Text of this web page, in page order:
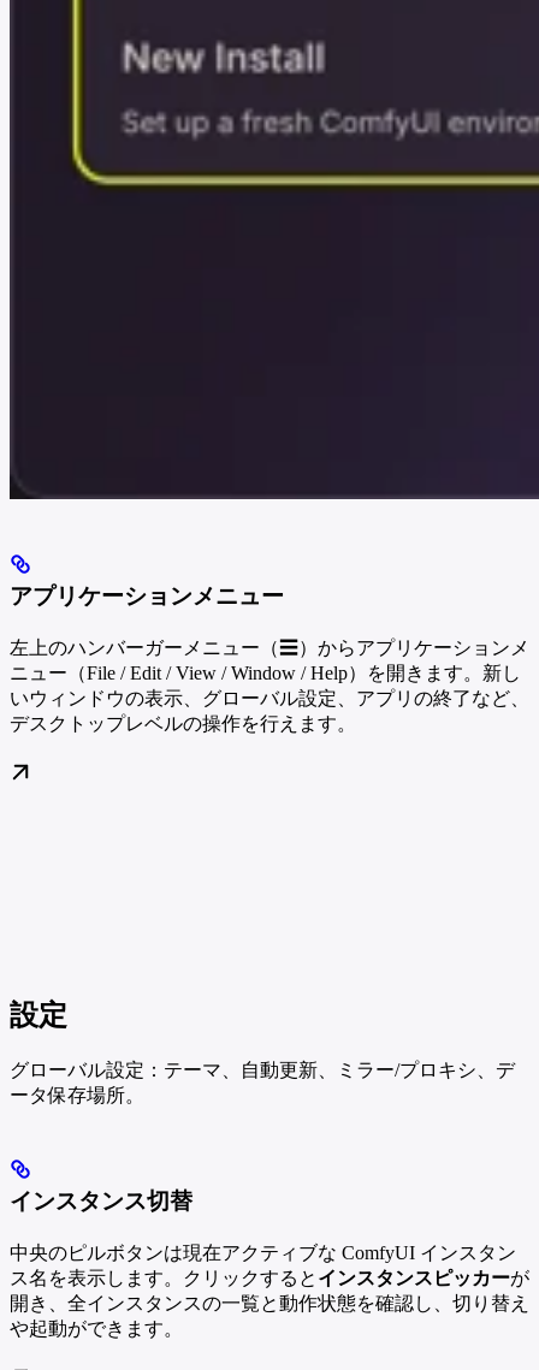
アプリケーションメニュー
左上のハンバーガーメニュー（☰）からアプリケーションメ
ニュー（File / Edit / View / Window / Help）を開きます。新し
いウィンドウの表示、グローバル設定、アプリの終了など、
デスクトップレベルの操作を行えます。
設定
グローバル設定：テーマ、自動更新、ミラー/プロキシ、デ
ータ保存場所。
インスタンス切替
中央のピルボタンは現在アクティブな ComfyUI インスタン
ス名を表示します。クリックすると インスタンスピッカーが
開き、全インスタンスの一覧と動作状態を確認し、切り替え
や起動ができます。